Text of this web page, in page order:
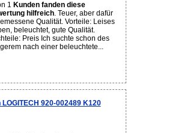
1 Kunden fanden diese
hilfreich. Teuer, aber dafür
Qualität. Vorteile: Leises
beleuchtet, gute Qualität.
Preis Ich suchte schon des
nach einer beleuchtete...
920-002489 K120